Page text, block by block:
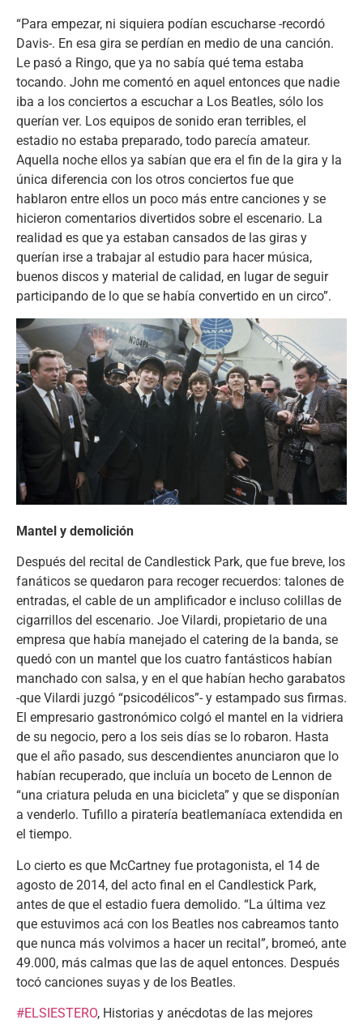
“Para empezar, ni siquiera podían escucharse -recordó
Davis-. En esa gira se perdían en medio de una canción.
Le pasó a Ringo, que ya no sabía qué tema estaba
tocando. John me comentó en aquel entonces que nadie
iba a los conciertos a escuchar a Los Beatles, sólo los
querían ver. Los equipos de sonido eran terribles, el
estadio no estaba preparado, todo parecía amateur.
Aquella noche ellos ya sabían que era el fin de la gira y la
única diferencia con los otros conciertos fue que
hablaron entre ellos un poco más entre canciones y se
hicieron comentarios divertidos sobre el escenario. La
realidad es que ya estaban cansados de las giras y
querían irse a trabajar al estudio para hacer música,
buenos discos y material de calidad, en lugar de seguir
participando de lo que se había convertido en un circo”.
Mantel y demolición
Después del recital de Candlestick Park, que fue breve, los
fanáticos se quedaron para recoger recuerdos: talones de
entradas, el cable de un amplificador e incluso colillas de
cigarrillos del escenario. Joe Vilardi, propietario de una
empresa que había manejado el catering de la banda, se
quedó con un mantel que los cuatro fantásticos habían
manchado con salsa, y en el que habían hecho garabatos
-que Vilardi juzgó “psicodélicos”- y estampado sus firmas.
El empresario gastronómico colgó el mantel en la vidriera
de su negocio, pero a los seis días se lo robaron. Hasta
que el año pasado, sus descendientes anunciaron que lo
habían recuperado, que incluía un boceto de Lennon de
“una criatura peluda en una bicicleta” y que se disponían
a venderlo. Tufillo a piratería beatlemaníaca extendida en
el tiempo.
Lo cierto es que McCartney fue protagonista, el 14 de
agosto de 2014, del acto final en el Candlestick Park,
antes de que el estadio fuera demolido. “La última vez
que estuvimos acá con los Beatles nos cabreamos tanto
que nunca más volvimos a hacer un recital”, bromeó, ante
49.000, más calmas que las de aquel entonces. Después
tocó canciones suyas y de los Beatles.
#ELSIESTERO, Historias y anécdotas de las mejores